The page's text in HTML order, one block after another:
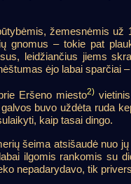
žemesnėmis
– tokie pat
leidžiančius jiems
ėjo labai sparčiai
Eršeno miesto2)
buvo uždėta ruda
kaip tasai dingo.
šeima atsišaudė nuo
ilgomis rankomis su
nepadarydavo, tik